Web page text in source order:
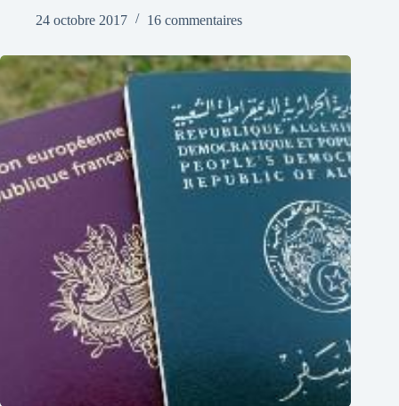
24 octobre 2017
16 commentaires